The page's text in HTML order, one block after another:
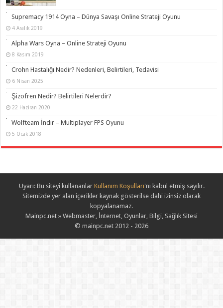
Supremacy 1914 Oyna – Dünya Savaşı Online Strateji Oyunu
4 Aralık 2019
Alpha Wars Oyna – Online Strateji Oyunu
8 Kasım 2019
Crohn Hastalığı Nedir? Nedenleri, Belirtileri, Tedavisi
6 Nisan 2025
Şizofren Nedir? Belirtileri Nelerdir?
22 Haziran 2020
Wolfteam İndir – Multiplayer FPS Oyunu
5 Ocak 2018
Uyarı: Bu siteyi kullananlar Kullanım Koşulları'nı kabul etmiş sayılır.
Sitemizde yer alan içerikler kaynak gösterilse dahi izinsiz olarak
kopyalanamaz.
Mainpc.net » Webmaster, İnternet, Oyunlar, Bilgi, Sağlık Sitesi
© mainpc.net 2012 - 2026